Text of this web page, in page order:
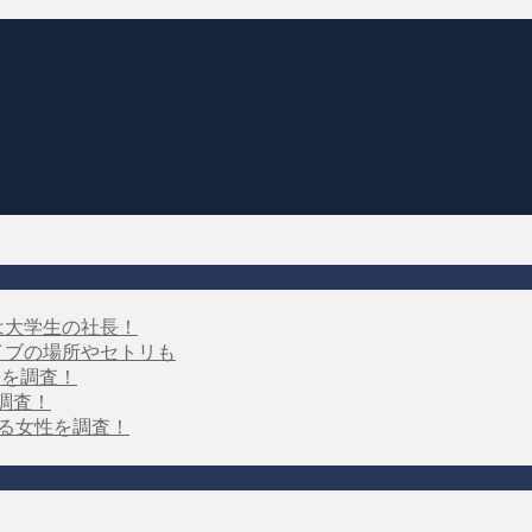
学生の社長！
の場所やセトリも
調査！
査！
女性を調査！